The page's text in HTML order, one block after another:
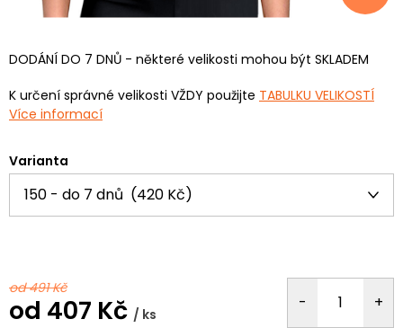
DODÁNÍ DO 7 DNŮ - některé velikosti mohou být SKLADEM
K určení správné velikosti VŽDY použijte TABULKU VELIKOSTÍ
Více informací
Varianta
od 491 Kč
od 407 Kč / ks